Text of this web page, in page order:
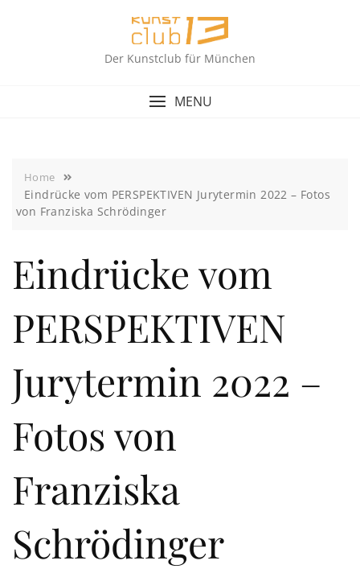
Der Kunstclub für München
MENU
Home
Eindrücke vom PERSPEKTIVEN Jurytermin 2022 – Fotos
von Franziska Schrödinger
Eindrücke vom
PERSPEKTIVEN
Jurytermin 2022 –
Fotos von
Franziska
Schrödinger